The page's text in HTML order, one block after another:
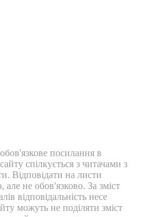
посилання в
спілкується з читачами з
Відповідати на листи
не обов'язково. За зміст
відповідальність несе
можуть не поділяти зміст